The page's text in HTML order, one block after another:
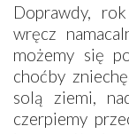
Doprawdy,
wręcz
możemy się
choćby
solą ziemi,
czerpiemy